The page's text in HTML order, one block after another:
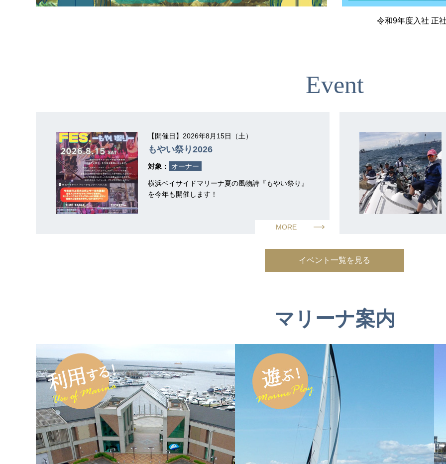
令和9年度入社 正
Event
【開催日】2026年8月15日（土）
もやい祭り2026
対象： オーナー
横浜ベイサイドマリーナ夏の風物詩『もやい祭り』
を今年も開催します！
MORE
イベント一覧を見る
マリーナ案内